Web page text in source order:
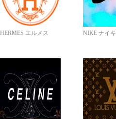
HERMES エルメス NIKE ナイキ